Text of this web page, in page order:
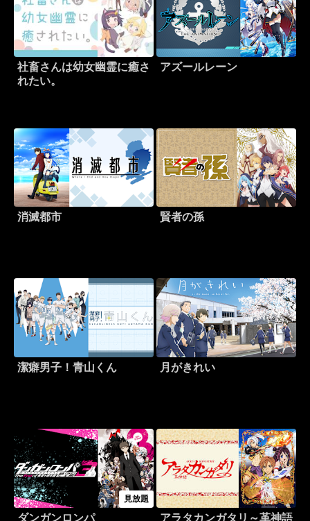
社畜さんは幼女幽霊に癒さ
れたい。
アズールレーン
消滅都市 賢者の孫
潔癖男子！青山くん 月がきれい
見放題
ダンガンロンパ アラタカンガタリ～革神語